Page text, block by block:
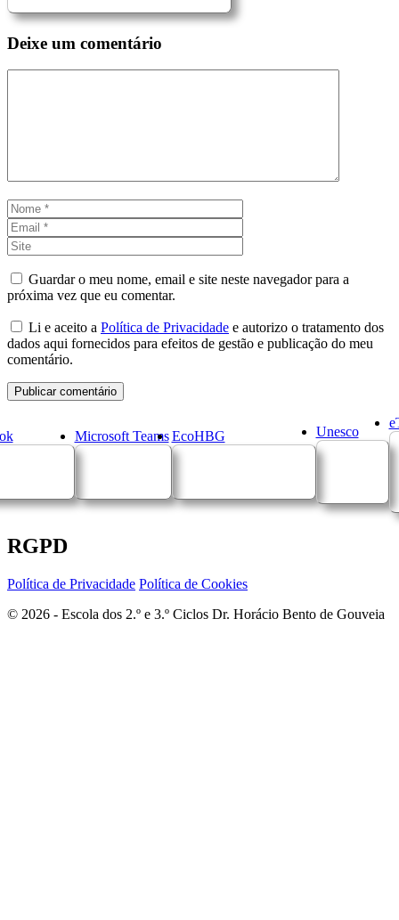
Deixe um comentário
Nome
Guardar o meu nome, email e site neste navegador para a
próxima vez que eu comentar.
Li e aceito a Política de Privacidade e autorizo o tratamento dos
dados aqui fornecidos para efeitos de gestão e publicação do meu
comentário.
Microsoft Teams EcoHBG Unesco
RGPD
Política de Privacidade Política de Cookies
© 2026 - Escola dos 2.º e 3.º Ciclos Dr. Horácio Bento de Gouveia